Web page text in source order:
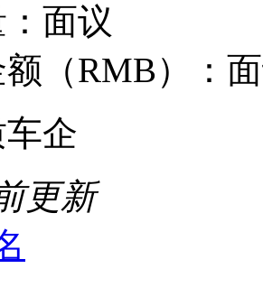
面议
（RMB）：
企
更新